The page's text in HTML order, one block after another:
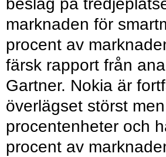
beslag på
marknaden för
procent av
färsk rapport från
Gartner. Nokia är
överlägset störst
procentenheter och
procent av